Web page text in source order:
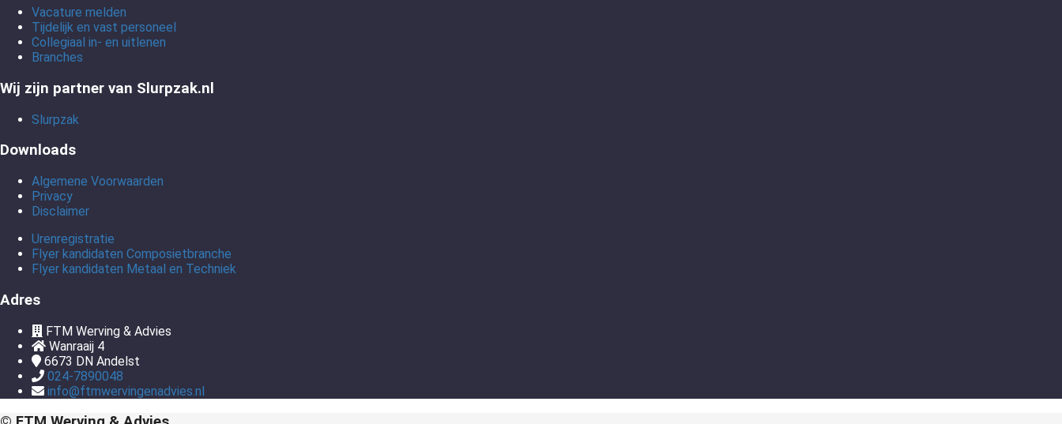
Vacature melden
Tijdelijk en vast personeel
Collegiaal in- en uitlenen
Branches
Wij zijn partner van Slurpzak.nl
Slurpzak
Downloads
Algemene Voorwaarden
Privacy
Disclaimer
Urenregistratie
Flyer kandidaten Composietbranche
Flyer kandidaten Metaal en Techniek
Adres
FTM Werving & Advies
Wanraaij 4
6673 DN Andelst
024-7890048
info@ftmwervingenadvies.nl